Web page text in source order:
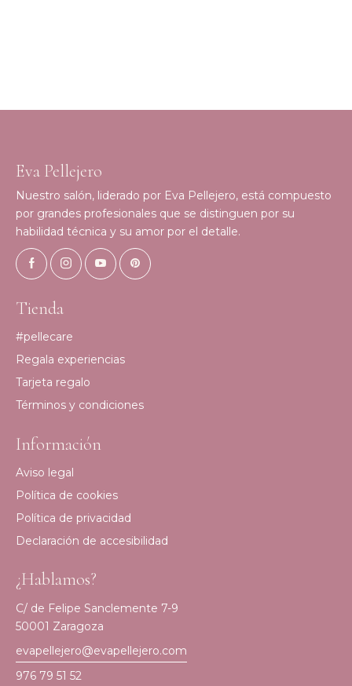
Eva Pellejero
Nuestro salón, liderado por Eva Pellejero, está compuesto
por grandes profesionales que se distinguen por su
habilidad técnica y su amor por el detalle.
Tienda
#pellecare
Regala experiencias
Tarjeta regalo
Términos y condiciones
Información
Aviso legal
Política de cookies
Política de privacidad
Declaración de accesibilidad
¿Hablamos?
C/ de Felipe Sanclemente 7-9
50001 Zaragoza
evapellejero@evapellejero.com
976 79 51 52